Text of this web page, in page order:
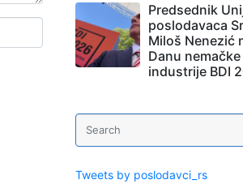
Predsednik
poslodavaca
Miloš Nenezić
Danu nemačke
industrije BDI
Tweets by poslodavci_rs